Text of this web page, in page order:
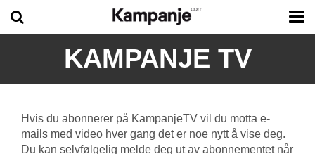
KAMPANJE TV
Hvis du abonnerer på KampanjeTV vil du motta e-
mails med video hver gang det er noe nytt å vise deg.
Du kan selvfølgelig melde deg ut av abonnementet når